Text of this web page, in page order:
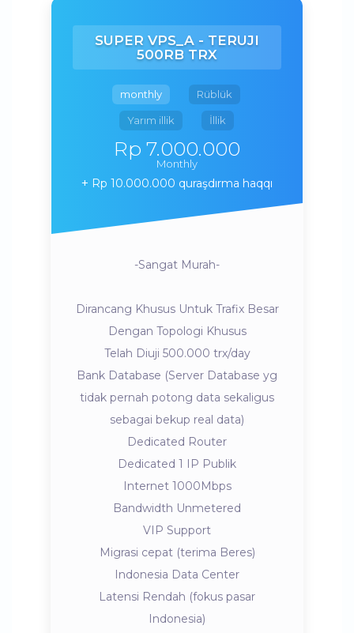
SUPER VPS_A - TERUJI
500RB TRX
monthly Rüblük
Yarım illik İllik
Rp 7.000.000
Monthly
Rp 10.000.000 quraşdırma haqqı
-Sangat Murah-
Dirancang Khusus Untuk Trafix Besar
Dengan Topologi Khusus
Telah Diuji 500.000 trx/day
Bank Database (Server Database yg
tidak pernah potong data sekaligus
sebagai bekup real data)
Dedicated Router
Dedicated 1 IP Publik
Internet 1000Mbps
Bandwidth Unmetered
VIP Support
Migrasi cepat (terima Beres)
Indonesia Data Center
Latensi Rendah (fokus pasar
Indonesia)